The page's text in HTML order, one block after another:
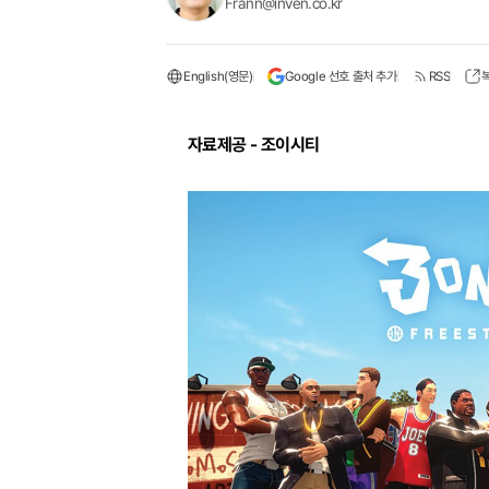
English(영문) Google 선호 출처 추가 RSS
자료제공 - 조이시티